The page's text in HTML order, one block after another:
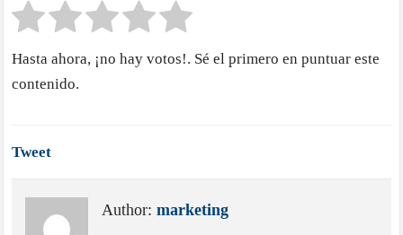
Hasta ahora, ¡no hay votos!. Sé el primero en puntuar este
contenido.
Tweet
Author:marketing